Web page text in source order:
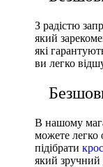
З радістю
який
які
ви легко
В нашому
можете легко
підібрати
який зручний